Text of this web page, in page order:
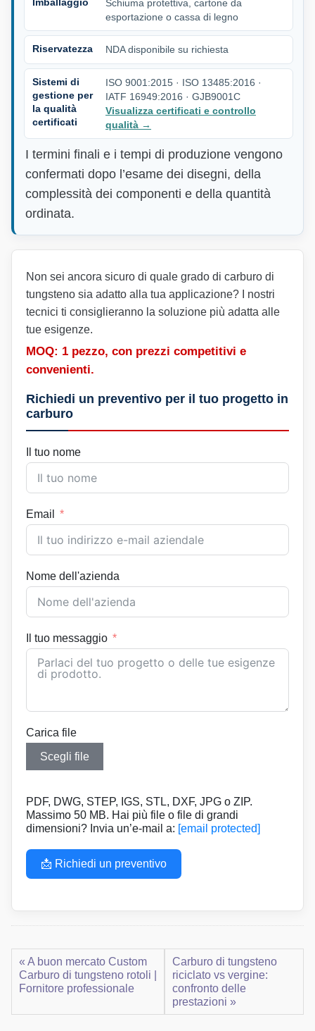
Schiuma protettiva, cartone da
esportazione o cassa di legno
Riservatezza NDA disponibile su richiesta
Sistemi di
gestione per
la qualità
certificati
ISO 9001:2015 · ISO 13485:2016 ·
IATF 16949:2016 · GJB9001C
Visualizza certificati e controllo
qualità →
I termini finali e i tempi di produzione vengono
confermati dopo l’esame dei disegni, della
complessità dei componenti e della quantità
ordinata.
Non sei ancora sicuro di quale grado di carburo di
tungsteno sia adatto alla tua applicazione? I nostri
tecnici ti consiglieranno la soluzione più adatta alle
tue esigenze.
MOQ: 1 pezzo, con prezzi competitivi e
convenienti.
Richiedi un preventivo per il tuo progetto in
carburo
Il tuo nome
Email
Nome dell'azienda
Il tuo messaggio
Carica file
Scegli file
PDF, DWG, STEP, IGS, STL, DXF, JPG o ZIP.
Massimo 50 MB. Hai più file o file di grandi
dimensioni? Invia un’e-mail a: [email protected]
📩 Richiedi un preventivo
« A buon mercato Custom
Carburo di tungsteno rotoli |
Fornitore professionale
Carburo di tungsteno
riciclato vs vergine:
confronto delle
prestazioni »